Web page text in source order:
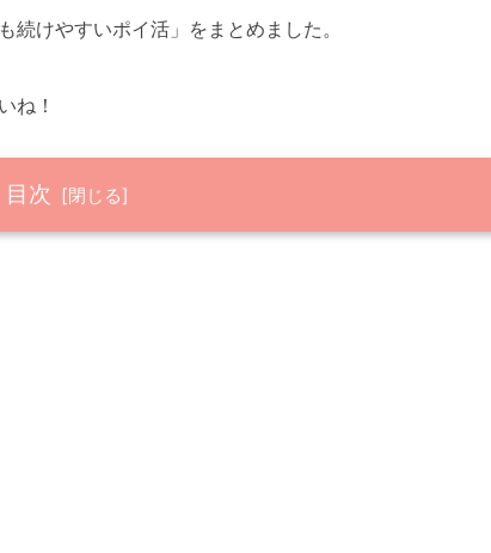
けやすいポイ活」をまとめました。
ね！
目次